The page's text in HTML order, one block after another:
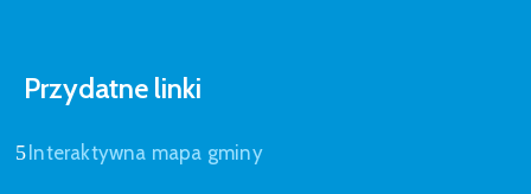
Przydatne linki
Interaktywna mapa gminy